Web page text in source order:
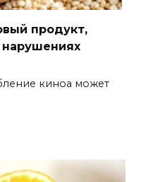
продукт,
киноа может